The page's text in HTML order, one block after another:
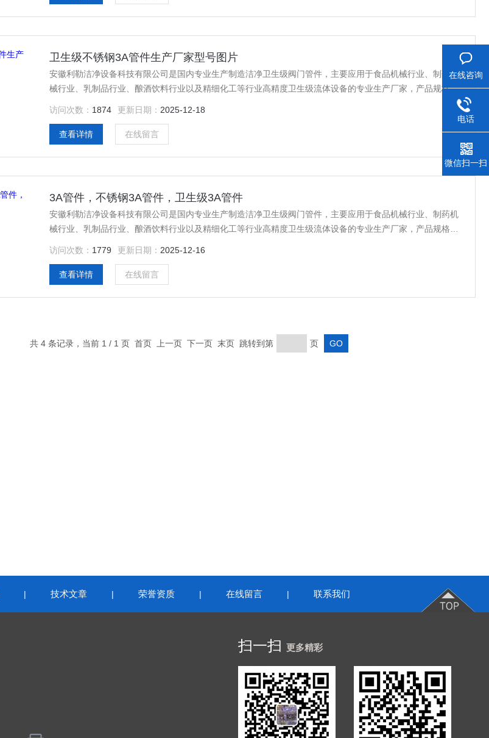
卫生级不锈钢3A管件生产厂家型号图片
安徽利勒洁净设备科技有限公司是国内专业生产制造洁净卫生级阀门管件，主要应用于食品机械行业、制药机
械行业、乳制品行业、酿酒饮料行业以及精细化工等行业高精度卫生级流体设备的专业生产厂家，产品规格齐
全；产品主要有：卫生级不锈钢3A管件生产厂家型号图片，真空接头，真空卡箍，真空法兰，真空管件，真空
访问次数： 1874 更新日期： 2025-12-18
查看详情 在线留言
3A管件，不锈钢3A管件，卫生级3A管件
安徽利勒洁净设备科技有限公司是国内专业生产制造洁净卫生级阀门管件，主要应用于食品机械行业、制药机
械行业、乳制品行业、酿酒饮料行业以及精细化工等行业高精度卫生级流体设备的专业生产厂家，产品规格齐
访问次数： 1779 更新日期： 2025-12-16
查看详情 在线留言
共 4 条记录，当前 1 / 1 页 首页 上一页 下一页 末页 跳转到第 页
| 技术文章 | 荣誉资质 | 在线留言 | 联系我们
扫一扫 更多精彩
在线咨询
电话
微信扫一扫